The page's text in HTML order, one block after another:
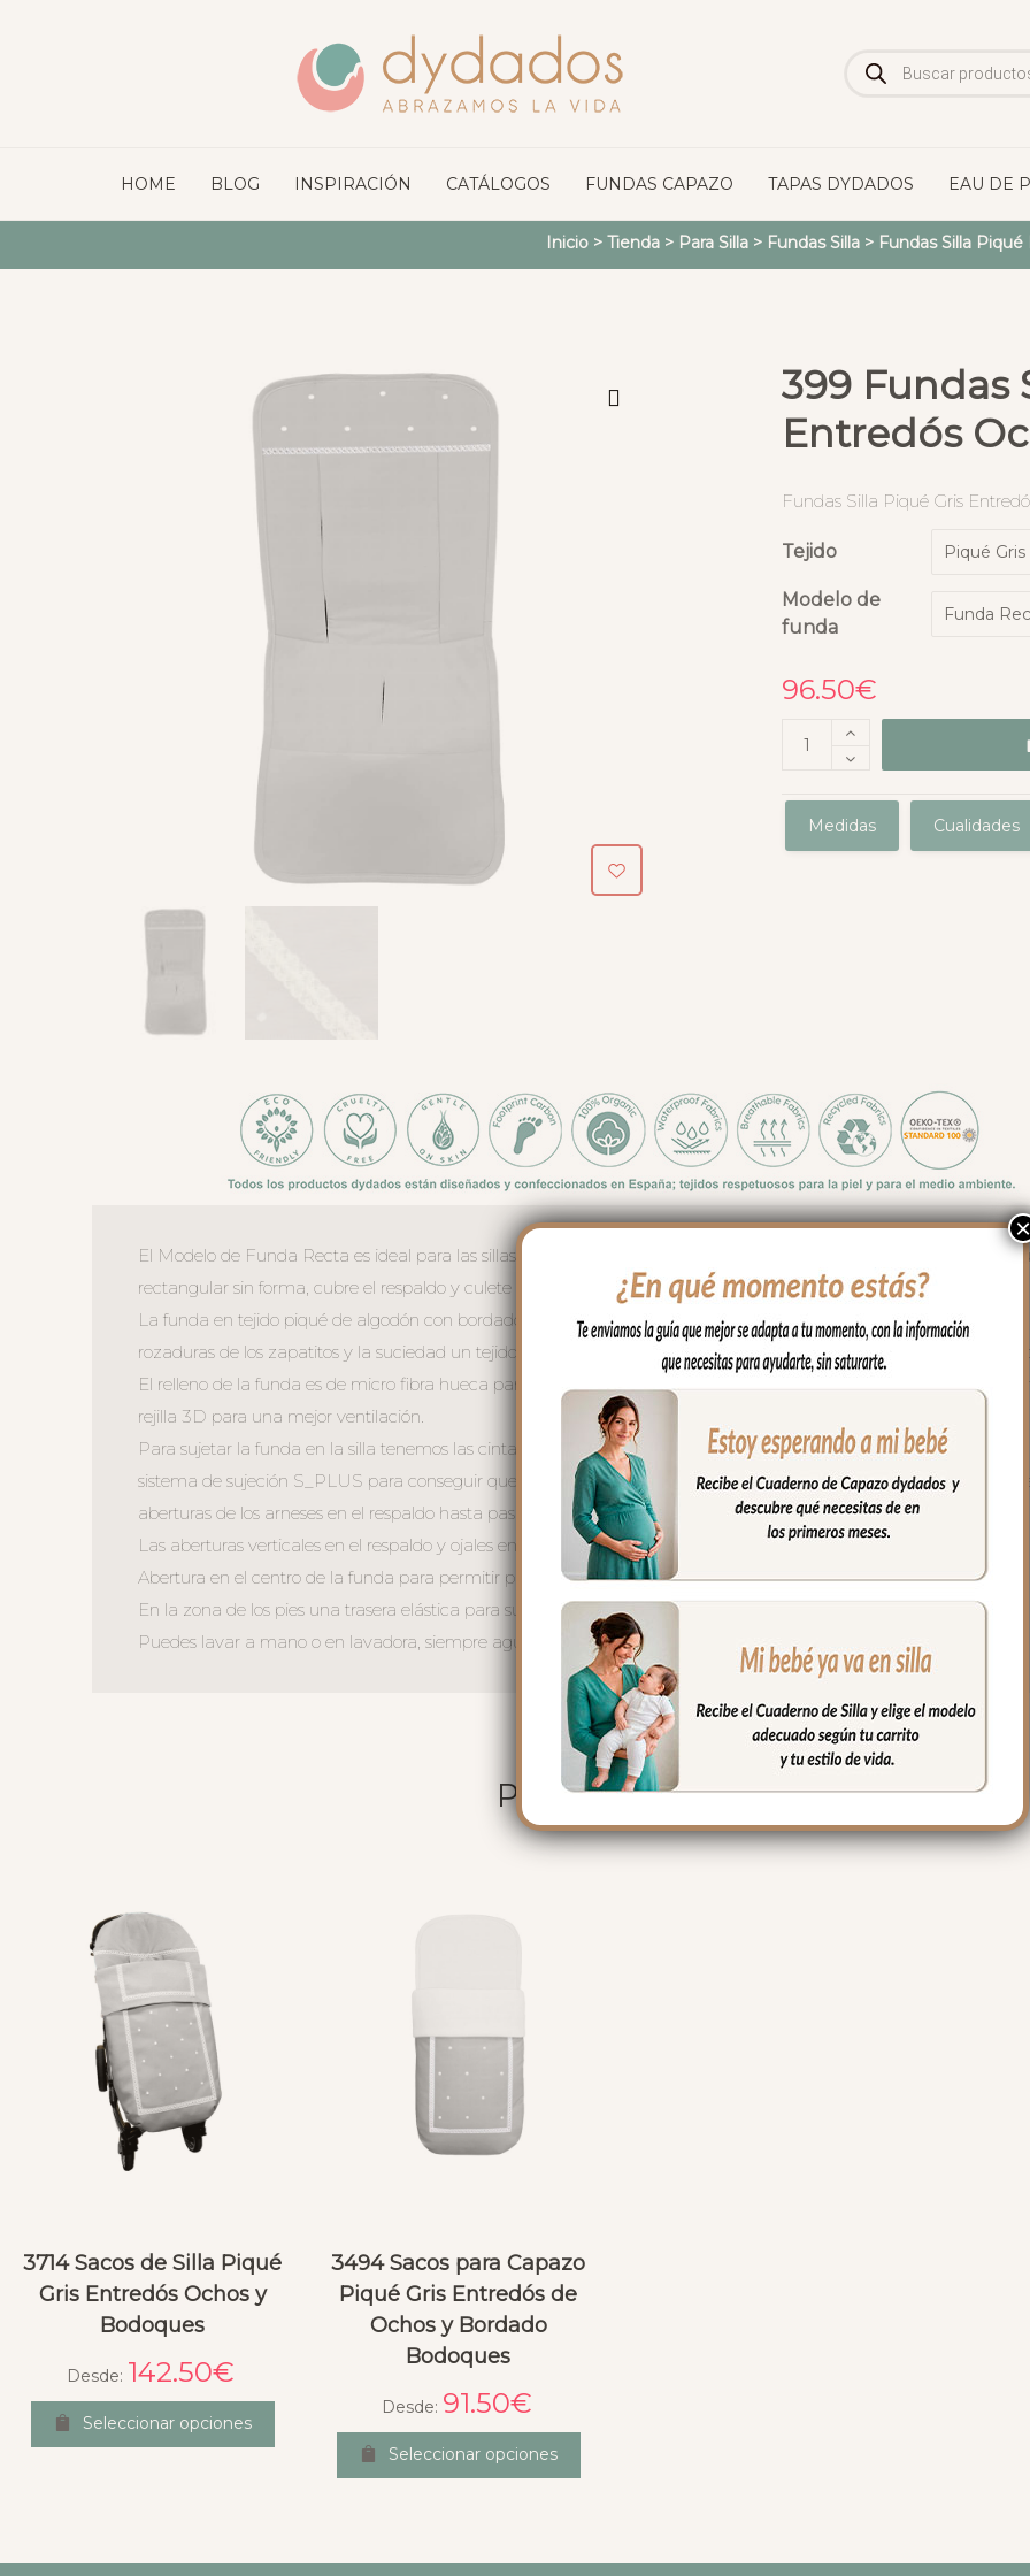
de
productos
HOME BLOG INSPIRACIÓN CATÁLOGOS FUNDAS CAPAZO TAPAS DYDADOS EAU DE
Inicio> Tienda> Para Silla> Fundas Silla> Fundas Silla
399 Fundas
Entredós
Fundas Silla Piqué Gris
Tejido
Modelo de
funda
96.50€
Medidas Cualidades
El Modelo de Funda Recta es ideal para las sillas estrechas, sillas ligeras o las llamadas de cabina. La forma de la
rectangular sin forma, cubre el respaldo y culete de las sillas que son estrechas.
La funda en tejido piqué de algodón con bordado de bodoques y entredós de ochos en el canesú; en la zona de los
rozaduras de los zapatitos y la suciedad un tejido impermeable de fácil limpieza y realizado a partir de plásticos
El relleno de la funda es de micro fibra hueca para mayor confort del bebé y muy buena transpirabilidad. Por el
rejilla 3D para una mejor ventilación.
Para sujetar la funda en la silla tenemos las cintas y las gomitas para sujetar en la parte de arriba del respaldo.
sistema de sujeción S_PLUS para conseguir que a la funda quede mejor sujeta al respaldo. Son unas cintas que
aberturas de los arneses en el respaldo hasta pasar a la parte posterior y se abrochan entre ellas.
Las aberturas verticales en el respaldo y ojales en el culete son aptas para la salida de arenes de todo tipo de sillas.
Abertura en el centro de la funda para permitir plegar las sillas que tienen cierre de libro.
En la zona de los pies una trasera elástica para sujetar la funda en la parte de abajo.
Puedes lavar a mano o en lavadora, siempre agua fría, jabones no abrasivos y secado al natural.
PRODUCTOS RELACIONADOS
3714 Sacos de Silla Piqué
Gris Entredós Ochos y
Bodoques
Desde: 142.50€
Seleccionar opciones
3494 Sacos para Capazo
Piqué Gris Entredós de
Ochos y Bordado
Bodoques
Desde: 91.50€
Seleccionar opciones
×